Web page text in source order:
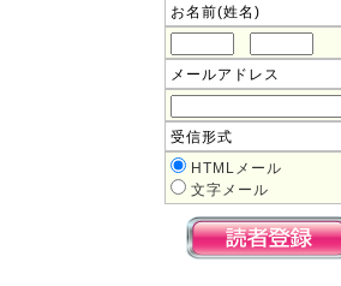
お名前(姓名)
メールアドレス
受信形式
HTMLメール
文字メール